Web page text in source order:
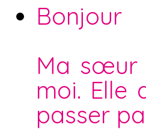
Bonjour
Ma sœur
moi. Elle
passer